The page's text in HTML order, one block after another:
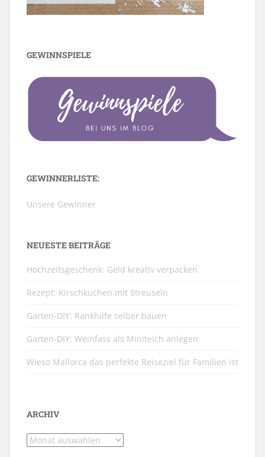
GEWINNSPIELE
GEWINNERLISTE:
Unsere Gewinner
NEUESTE BEITRÄGE
Hochzeitsgeschenk: Geld kreativ verpacken
Rezept: Kirschkuchen mit Streuseln
Garten-DIY: Rankhilfe selber bauen
Garten-DIY: Weinfass als Miniteich anlegen
Wieso Mallorca das perfekte Reiseziel für Familien ist
ARCHIV
Archiv